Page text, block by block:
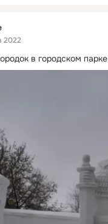
2022
в городском парке